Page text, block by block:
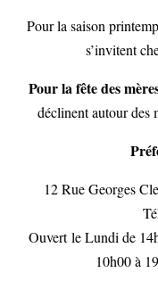
Pour la saison
s’invitent
Pour la fête des
déclinent autour des
12 Rue Georges
Ouvert le Lundi de
10h00 à